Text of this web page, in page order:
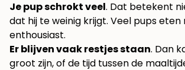
Je pup schrokt veel. Dat betekent
dat hij te weinig krijgt. Veel pups eten
enthousiast.
Er blijven vaak restjes staan. Dan
groot zijn, of de tijd tussen de